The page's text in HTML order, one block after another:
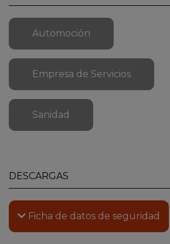
Automoción
Empresa de Servicios
Sanidad
DESCARGAS
Ficha de datos de seguridad